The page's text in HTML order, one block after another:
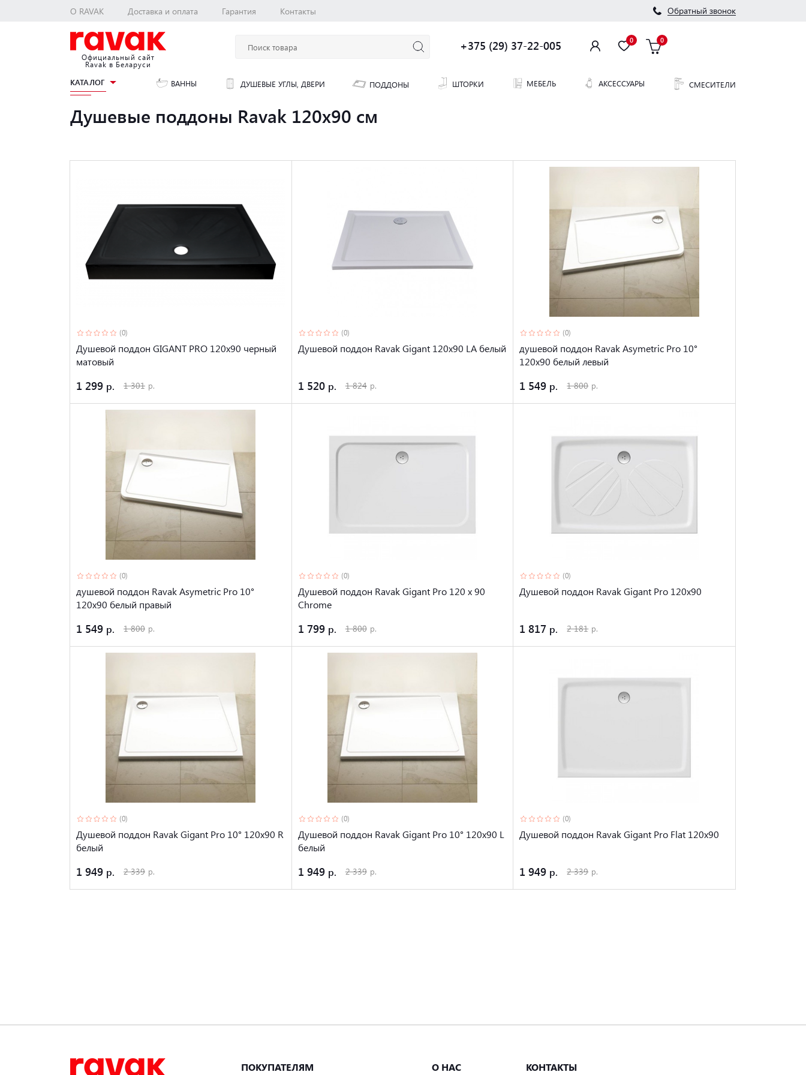
О RAVAK Доставка и оплата Гарантия Контакты Обратный звонок
Официальный сайт
Ravak в Беларуси
+375 (29) 37-22-005 0 0
КАТАЛОГ ВАННЫ ДУШЕВЫЕ УГЛЫ, ДВЕРИ ПОДДОНЫ ШТОРКИ МЕБЕЛЬ АКСЕССУАРЫ СМЕСИТЕЛИ
Душевые поддоны Ravak 120x90 см
(0)
Душевой поддон GIGANT PRO 120x90 черный
матовый
1 299 1 301
(0)
Душевой поддон Ravak Gigant 120x90 LA белый
1 520 1 824
(0)
душевой поддон Ravak Asymetric Pro 10°
120x90 белый левый
1 549 1 800
(0)
душевой поддон Ravak Asymetric Pro 10°
120x90 белый правый
1 549 1 800
(0)
Душевой поддон Ravak Gigant Pro 120 x 90
Chrome
1 799 1 800
(0)
Душевой поддон Ravak Gigant Pro 120x90
1 817 2 181
(0)
Душевой поддон Ravak Gigant Pro 10° 120x90 R
белый
1 949 2 339
(0)
Душевой поддон Ravak Gigant Pro 10° 120x90 L
белый
1 949 2 339
(0)
Душевой поддон Ravak Gigant Pro Flat 120x90
1 949 2 339
ПОКУПАТЕЛЯМ О НАС КОНТАКТЫ